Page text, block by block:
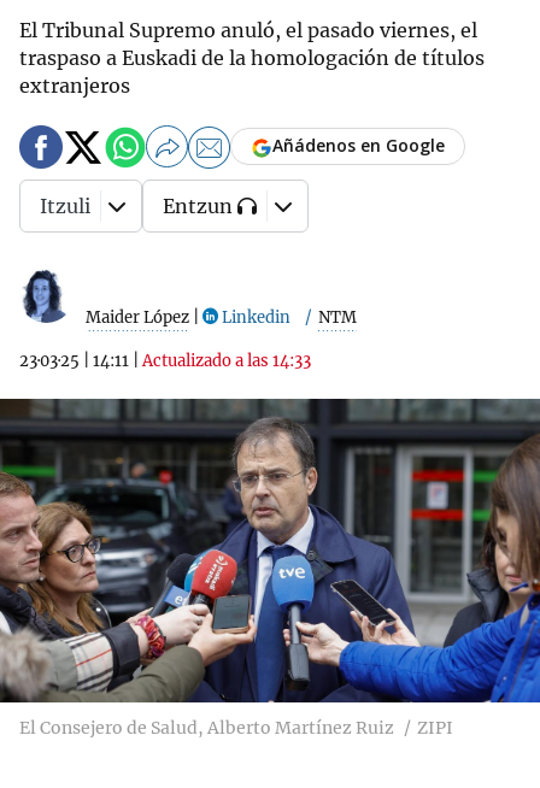
El Tribunal Supremo anuló, el pasado viernes, el
traspaso a Euskadi de la homologación de títulos
extranjeros
Maider López Linkedin NTM
23·03·25 14:11 |Actualizado a las 14:33
Añádenos en Google
Itzuli Entzun
El Consejero de Salud, Alberto Martínez Ruiz ZIPI